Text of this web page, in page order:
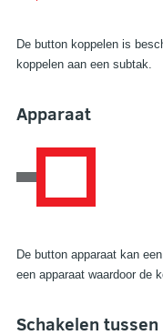
De button koppelen is
koppelen aan een subtak.
Apparaat
De button apparaat kan
een apparaat waardoor de
Schakelen